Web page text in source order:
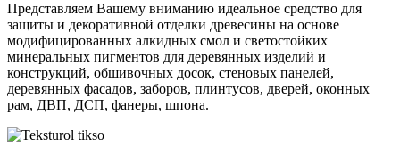
Представляем Вашему вниманию идеальное средство для
защиты и декоративной отделки древесины на основе
модифицированных алкидных смол и светостойких
минеральных пигментов для деревянных изделий и
конструкций, обшивочных досок, стеновых панелей,
деревянных фасадов, заборов, плинтусов, дверей, оконных
рам, ДВП, ДСП, фанеры, шпона.